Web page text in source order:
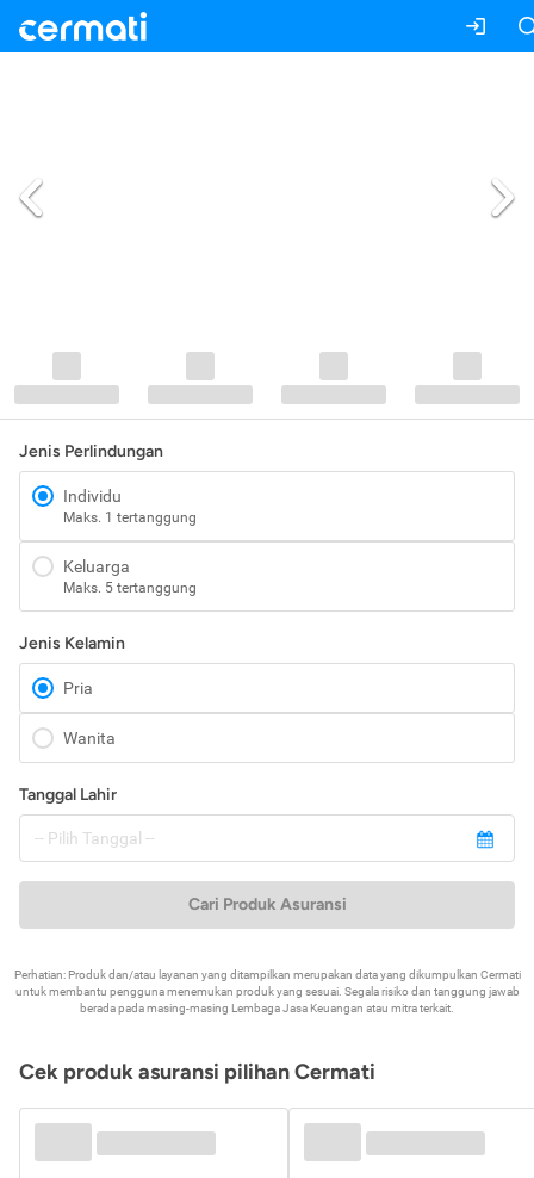
Jenis Perlindungan
Individu
Maks. 1 tertanggung
Keluarga
Maks. 5 tertanggung
Jenis Kelamin
Pria
Wanita
Tanggal Lahir
Cari Produk Asuransi
Perhatian: Produk dan/atau layanan yang ditampilkan merupakan data yang dikumpulkan Cermati
untuk membantu pengguna menemukan produk yang sesuai. Segala risiko dan tanggung jawab
berada pada masing-masing Lembaga Jasa Keuangan atau mitra terkait.
Cek produk asuransi pilihan Cermati